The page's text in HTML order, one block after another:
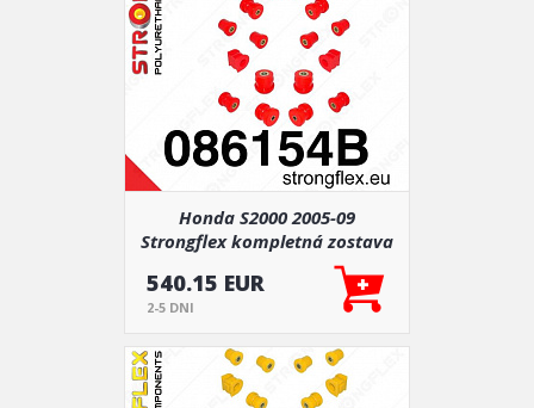
Honda S2000 2005-09
Strongflex kompletná zostava
silentblokov 26 ks
540.15 EUR
2-5 DNI